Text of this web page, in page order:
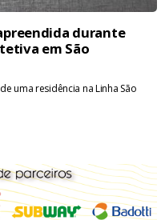
durante
em São
uma residência na Linha São